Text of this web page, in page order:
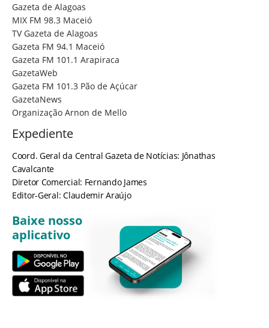
Gazeta de Alagoas
MIX FM 98.3 Maceió
TV Gazeta de Alagoas
Gazeta FM 94.1 Maceió
Gazeta FM 101.1 Arapiraca
GazetaWeb
Gazeta FM 101.3 Pão de Açúcar
GazetaNews
Organização Arnon de Mello
Expediente
Coord. Geral da Central Gazeta de Notícias: Jônathas
Cavalcante
Diretor Comercial: Fernando James
Editor-Geral: Claudemir Araújo
Baixe nosso
aplicativo